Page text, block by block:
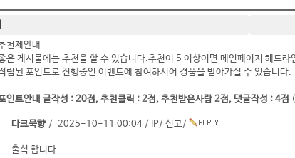
천제안내
은 게시물에는 추천을 할 수 있습니다.추천이 5 이상이면 메인페이지 헤드라
립된 포인트로 진행중인 이벤트에 참여하시어 경품을 받아가실 수 있습니다.
인트안내 글작성 : 20점, 추천클릭 : 2점, 추천받은사람 2점, 댓글작성 : 4점
다크묵향 / 2025-10-11 00:04 / IP/ 신고/
출석 합니다.